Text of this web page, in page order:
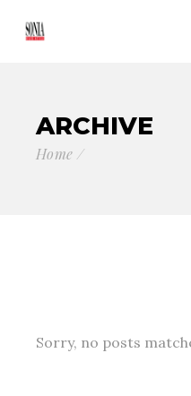
ARCHIVE
Home
Sorry, no posts